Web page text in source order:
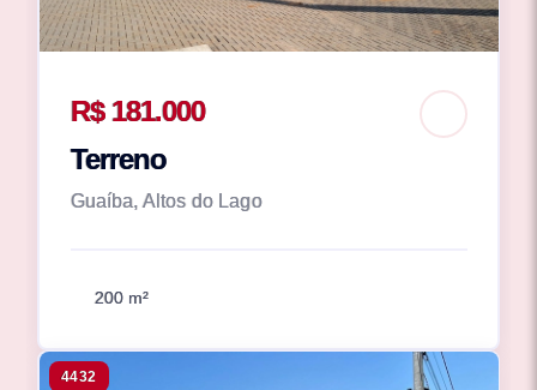
R$ 181.000
Terreno
Guaíba, Altos do Lago
200 m²
4432